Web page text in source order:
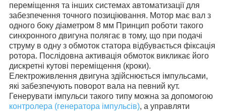
переміщення та інших системах автоматизації для
забезпечення точного позиціювання. Мотор має вал з
одного боку діаметром 8 мм Принцип роботи такого
синхронного двигуна полягає в тому, що при подачі
струму в одну з обмоток статора відбувається фіксація
ротора. Послідовна активація обмоток викликає його
дискретні кутові переміщення (кроки).
Електроживлення двигуна здійснюється імпульсами,
які забезпечують поворот вала на певний кут.
Генерувати імпульси такого типу можна за допомогою
контролера (генератора імпульсів), а управляти